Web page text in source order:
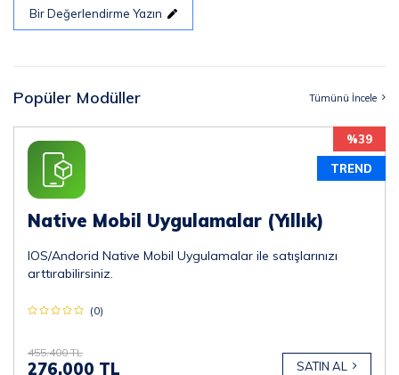
Bir Değerlendirme Yazın
Popüler Modüller Tümünü İncele
Native Mobil Uygulamalar (Yıllık)
IOS/Andorid Native Mobil Uygulamalar ile satışlarınızı
arttırabilirsiniz.
(0)
455.400 TL
276.000 TL SATIN AL
%39
TREND